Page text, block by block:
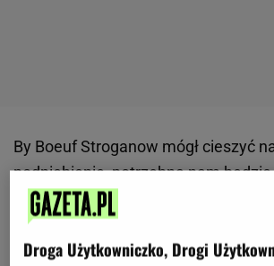
By Boeuf Stroganow mógł cieszyć
podniebienie, potrzebna nam będzie
Idealnie, jeśli jest to polędwica, ale w
ekonomicznej możemy sięgnąć
kawałki mięs, na przykład rostbef
Droga Użytkowniczko, Drogi